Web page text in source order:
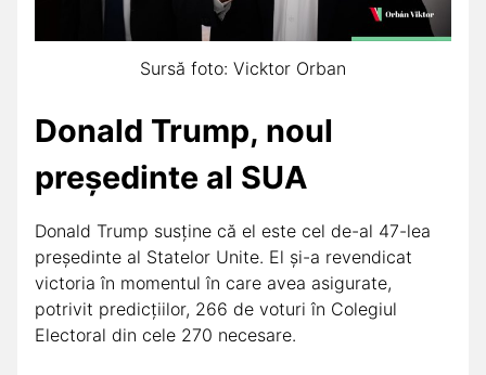
Sursă foto: Vicktor Orban
Donald Trump, noul
președinte al SUA
Donald Trump susţine că el este cel de-al 47-lea
preşedinte al Statelor Unite. El şi-a revendicat
victoria în momentul în care avea asigurate,
potrivit predicţiilor, 266 de voturi în Colegiul
Electoral din cele 270 necesare.